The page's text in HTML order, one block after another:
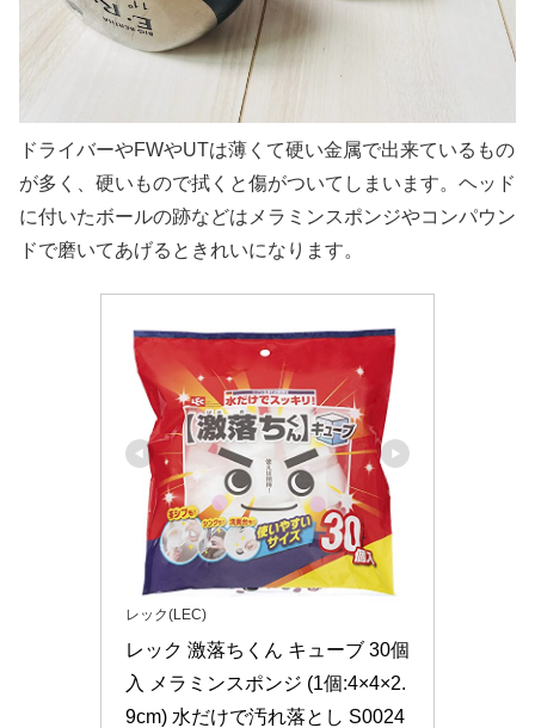
ドライバーやFWやUTは薄くて硬い金属で出来ているもの
が多く、硬いもので拭くと傷がついてしまいます。ヘッド
に付いたボールの跡などはメラミンスポンジやコンパウン
ドで磨いてあげるときれいになります。
レック(LEC)
レック 激落ちくん キューブ 30個
入 メラミンスポンジ (1個:4×4×2.
9cm) 水だけで汚れ落とし S0024